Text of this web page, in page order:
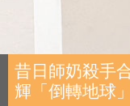
昔日師奶殺手
輝「倒轉地球」